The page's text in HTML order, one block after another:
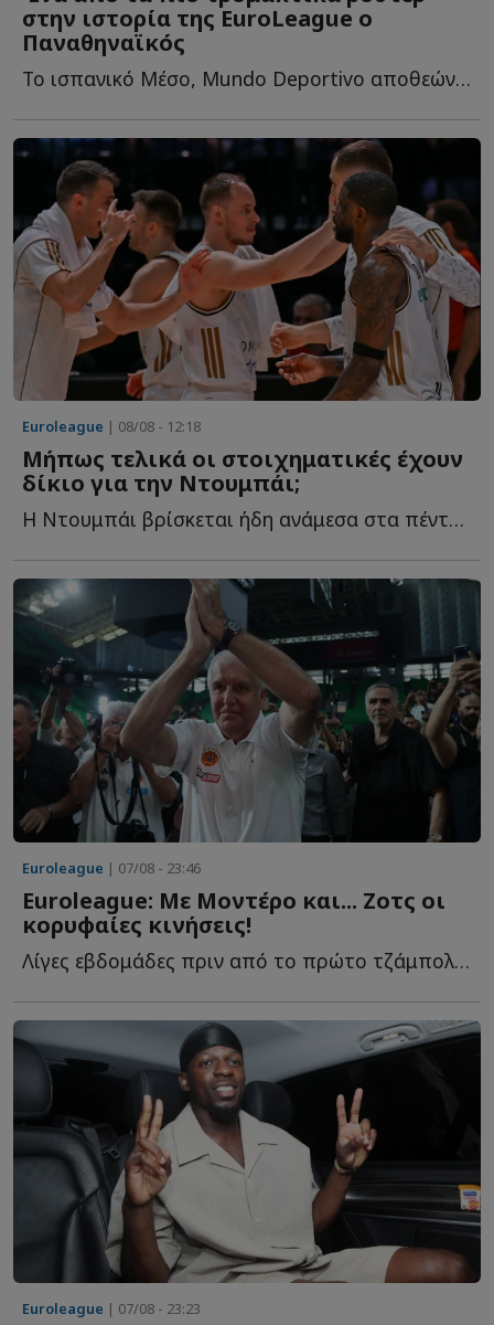
στην ιστορία της EuroLeague ο
Παναθηναϊκός
Το ισπανικό Μέσο, Mundo Deportivo αποθεώνει το ρόστερ του «...
Euroleague | 08/08 - 12:18
Μήπως τελικά οι στοιχηματικές έχουν
δίκιο για την Ντουμπάι;
Η Ντουμπάι βρίσκεται ήδη ανάμεσα στα πέντε μεγαλύτερα φ...
Euroleague | 07/08 - 23:46
Euroleague: Με Μοντέρο και... Ζοτς οι
κορυφαίες κινήσεις!
Λίγες εβδομάδες πριν από το πρώτο τζάμπολ της σεζόν 20...
Euroleague | 07/08 - 23:23